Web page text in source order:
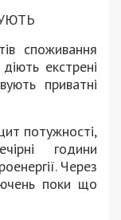
споживання
екстрені
приватні
потужності,
години
Через
поки що